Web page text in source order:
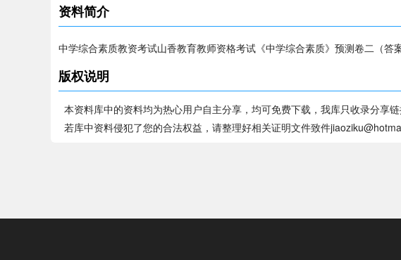
资料简介
中学综合素质教资考试山香教育教师资格考试《中学综合素质》预测卷二（答
版权说明
本资料库中的资料均为热心用户自主分享，均可免费下载，我库只收录分享链
若库中资料侵犯了您的合法权益，请整理好相关证明文件致件